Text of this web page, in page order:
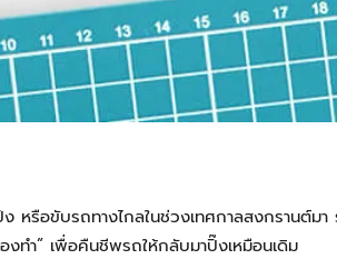
หรือขับรถทางไกลในช่วงเทศกาลสงกรานต์ม
ทำ” เพื่อคืนชีพรถให้กลับมาปิ๊งเหมือนเดิม